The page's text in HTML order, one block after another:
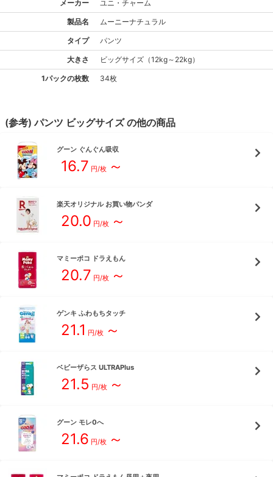
メーカー ユニ・チャーム
製品名 ムーニーナチュラル
タイプ パンツ
大きさ ビッグサイズ （12kg～22kg）
1パックの枚数 34枚
(参考)パンツ ビッグサイズの他の商品
グーン ぐんぐん吸収
16.7 円/枚 ～
楽天オリジナル お買い物パンダ
20.0 円/枚 ～
マミーポコ ドラえもん
20.7 円/枚 ～
ゲンキ ふわもちタッチ
21.1 円/枚 ～
ベビーザらス ULTRAPlus
21.5 円/枚 ～
グーン モレ0へ
21.6 円/枚 ～